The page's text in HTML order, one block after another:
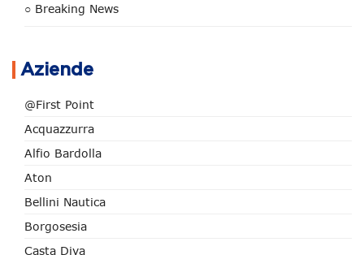
○ Breaking News
Aziende
@First Point
Acquazzurra
Alfio Bardolla
Aton
Bellini Nautica
Borgosesia
Casta Diva